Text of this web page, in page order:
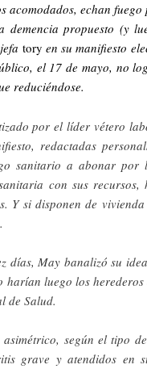
acomodados, echan
demencia propuesto (y
tory en su manifiesto
el 17 de mayo, no
reduciéndose.
por el líder vétero
redactadas
sanitario a abonar por
con sus recursos,
Y si disponen de
días, May banalizó su
luego los herederos
de Salud.
según el tipo
grave y atendidos en